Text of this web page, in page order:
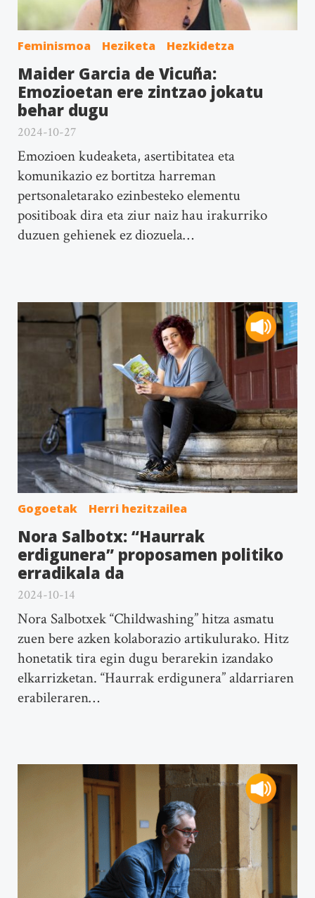
Feminismoa Heziketa Hezkidetza
Maider Garcia de Vicuña:
Emozioetan ere zintzao jokatu
behar dugu
2024-10-27
Emozioen kudeaketa, asertibitatea eta
komunikazio ez bortitza harreman
pertsonaletarako ezinbesteko elementu
positiboak dira eta ziur naiz hau irakurriko
duzuen gehienek ez diozuela…
Gogoetak Herri hezitzailea
Nora Salbotx: “Haurrak
erdigunera” proposamen politiko
erradikala da
2024-10-14
Nora Salbotxek “Childwashing” hitza asmatu
zuen bere azken kolaborazio artikulurako. Hitz
honetatik tira egin dugu berarekin izandako
elkarrizketan. “Haurrak erdigunera” aldarriaren
erabileraren…